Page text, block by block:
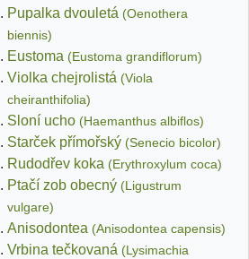
Pupalka dvouletá (Oenothera
biennis)
Eustoma (Eustoma grandiflorum)
Violka chejrolistá (Viola
cheiranthifolia)
Sloní ucho (Haemanthus albiflos)
Starček přímořský (Senecio bicolor)
Rudodřev koka (Erythroxylum coca)
Ptačí zob obecný (Ligustrum
vulgare)
Anisodontea (Anisodontea capensis)
Vrbina tečkovaná (Lysimachia